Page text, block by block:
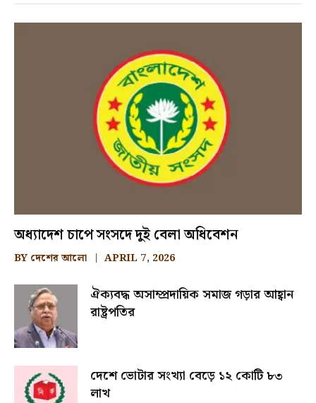
অধ্যাদেশ চাপে সংসদে দুই বেলা অধিবেশন
BY দেশের আলো APRIL 7, 2026
ঐক্যবদ্ধ অসাম্প্রদায়িক সমাজ গড়ার আহ্বান
রাষ্ট্রপতির
দেশে ভোটার সংখ্যা বেড়ে ১২ কোটি ৮৩
লাখ